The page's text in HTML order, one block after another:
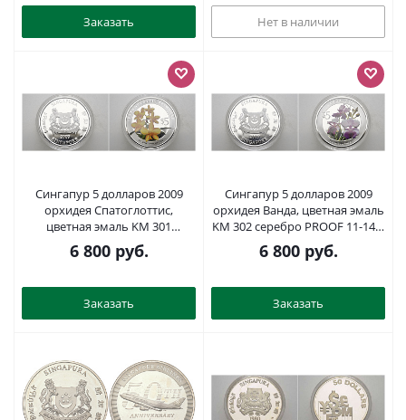
Заказать Нет в наличии
Сингапур 5 долларов 2009
орхидея Спатоглоттис,
цветная эмаль KM 301
серебро PROOF 11-147-44
6 800руб.
Заказать
Сингапур 5 долларов 2009
орхидея Ванда, цветная эмаль
KM 302 серебро PROOF 11-146-
22
6 800руб.
Заказать